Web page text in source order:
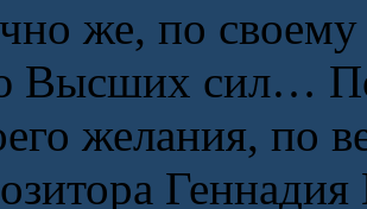
же, по своему
Высших сил…
желания, по